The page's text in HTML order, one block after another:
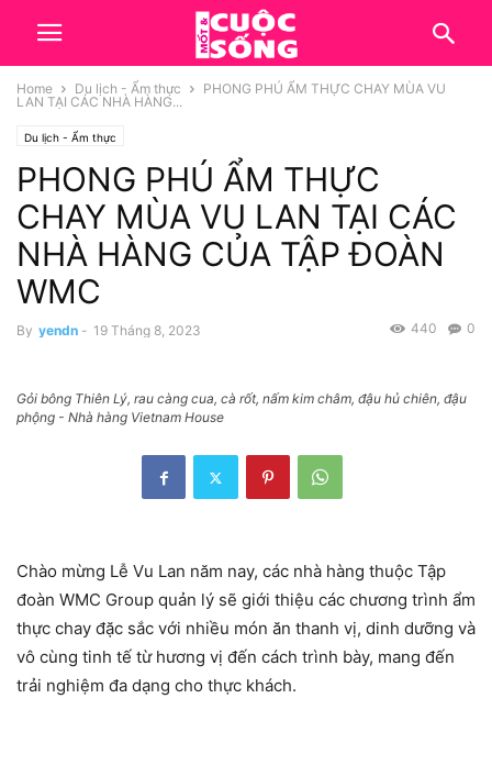
Home Du lịch - Ẩm thực
PHONG PHÚ ẨM THỰC CHAY MÙA VU
LAN TẠI CÁC NHÀ HÀNG...
Du lịch - Ẩm thực
PHONG PHÚ ẨM THỰC
CHAY MÙA VU LAN TẠI CÁC
NHÀ HÀNG CỦA TẬP ĐOÀN
WMC
By yendn - 19 Tháng 8, 2023 0
440
Gỏi bông Thiên Lý, rau càng cua, cà rốt, nấm kim châm, đậu hủ chiên, đậu
phộng - Nhà hàng Vietnam House
Chào mừng Lễ Vu Lan năm nay, các nhà hàng thuộc Tập
đoàn WMC Group quản lý sẽ giới thiệu các chương trình ẩm
thực chay đặc sắc với nhiều món ăn thanh vị, dinh dưỡng và
vô cùng tinh tế từ hương vị đến cách trình bày, mang đến
trải nghiệm đa dạng cho thực khách.